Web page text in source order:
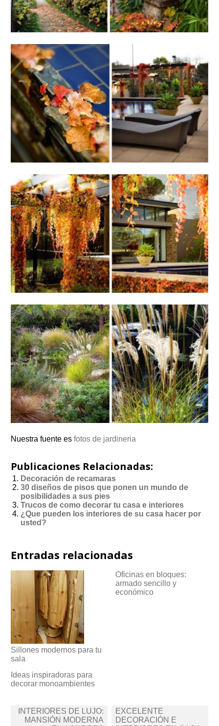
Nuestra fuente esfotos de jardineria
Publicaciones Relacionadas:
Decoración de recamaras
30 diseños de pisos que ponen un mundo de
posibilidades a sus pies
Trucos de como decorar tu casa e interiores
¿Que pueden los interiores de su casa hacer por
usted?
Entradas relacionadas
Sillones modernos para tu
sala
Oficinas en bloques:
armado sencillo y
económico
Ideas inspiradoras para
decorar monoambientes
Navegación
INTERIORES DE LUJO:
MANSIÓN MODERNA
EXCELENTE
DECORACIÓN E